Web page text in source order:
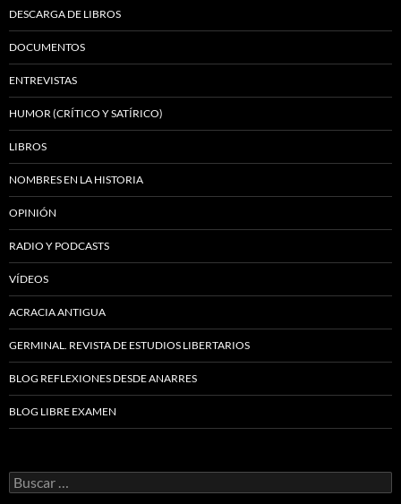
DESCARGA DE LIBROS
DOCUMENTOS
ENTREVISTAS
HUMOR (CRÍTICO Y SATÍRICO)
LIBROS
NOMBRES EN LA HISTORIA
OPINIÓN
RADIO Y PODCASTS
VÍDEOS
ACRACIA ANTIGUA
GERMINAL. REVISTA DE ESTUDIOS LIBERTARIOS
BLOG REFLEXIONES DESDE ANARRES
BLOG LIBRE EXAMEN
Buscar: